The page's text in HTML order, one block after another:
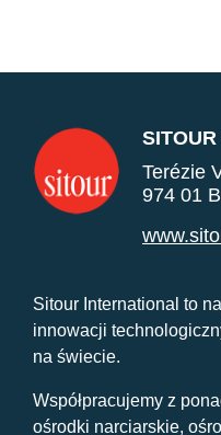
Terézie
974 01
Sitour International to
innowacji
na świecie.
Współpracujemy z
ośrodki narciarskie,